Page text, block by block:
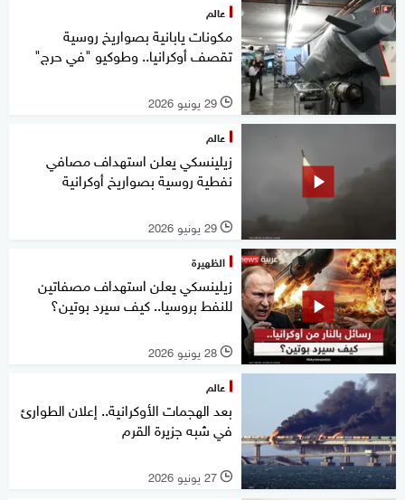
عالم
مكونات يابانية بصواريخ روسية
تقصف أوكرانيا.. وطوكيو "في حرج"
l 29 يونيو 2026
عالم
زيلينسكي يعلن استهداف مصافي
نفطية روسية بصواريخ أوكرانية
l 29 يونيو 2026
الظهيرة
زيلينسكي يعلن استهداف مصفاتين
للنفط بروسيا.. كيف سيرد بوتين؟
l 28 يونيو 2026
عالم
بعد الهجمات الأوكرانية.. إعلان الطوارئ
في شبه جزيرة القرم
l 27 يونيو 2026